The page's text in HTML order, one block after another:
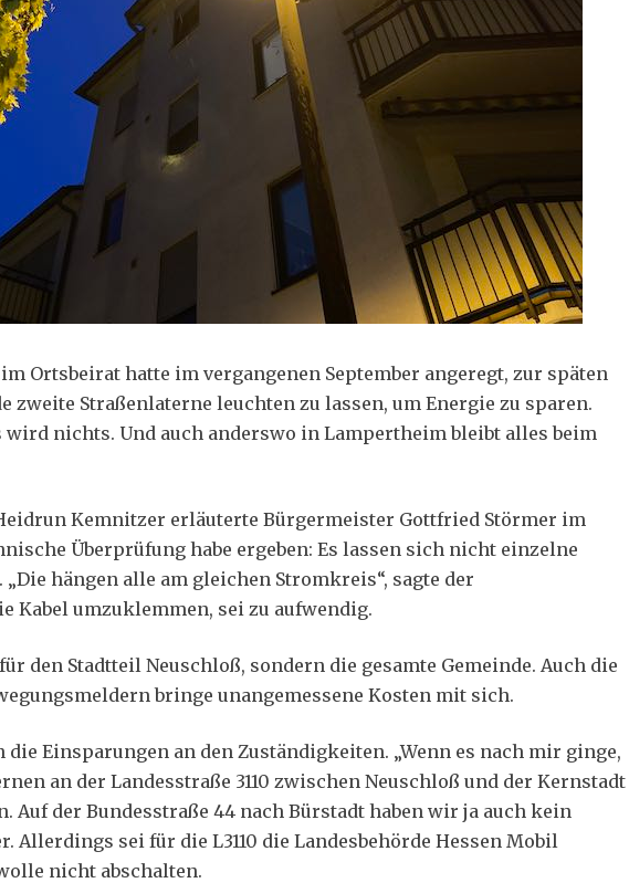
Ortsbeirat hatte im vergangenen September angeregt, zur späten
zweite Straßenlaterne leuchten zu lassen, um Energie zu sparen.
wird nichts. Und auch anderswo in Lampertheim bleibt alles beim
Kemnitzer erläuterte Bürgermeister Gottfried Störmer im
Überprüfung habe ergeben: Es lassen sich nicht einzelne
„Die hängen alle am gleichen Stromkreis“, sagte der
Kabel umzuklemmen, sei zu aufwendig.
den Stadtteil Neuschloß, sondern die gesamte Gemeinde. Auch die
bringe unangemessene Kosten mit sich.
Einsparungen an den Zuständigkeiten. „Wenn es nach mir ginge,
an der Landesstraße 3110 zwischen Neuschloß und der Kernstadt
Auf der Bundesstraße 44 nach Bürstadt haben wir ja auch kein
Allerdings sei für die L3110 die Landesbehörde Hessen Mobil
nicht abschalten.